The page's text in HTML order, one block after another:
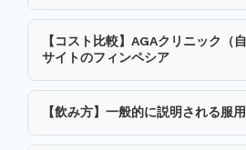
【コスト比較】AGAクリニック（
サイトのフィンペシア
【飲み方】一般的に説明される服